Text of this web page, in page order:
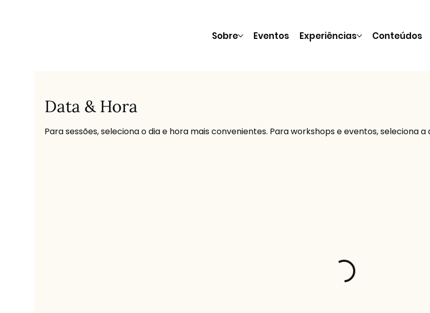
Sobre Eventos Experiências Conteúdos
Data & Hora
Para sessões, seleciona o dia e hora mais convenientes. Para workshops e eventos, seleciona